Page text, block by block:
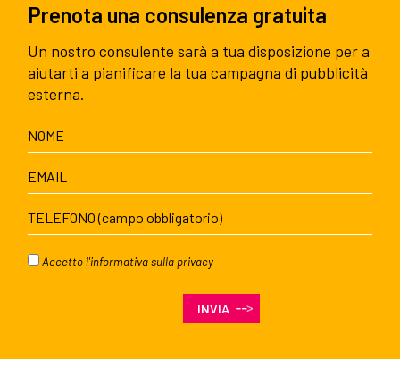
Prenota una consulenza gratuita
Un nostro consulente sarà a tua disposizione per a
aiutarti a pianificare la tua campagna di pubblicità
esterna.
Accetto l'informativa sulla privacy